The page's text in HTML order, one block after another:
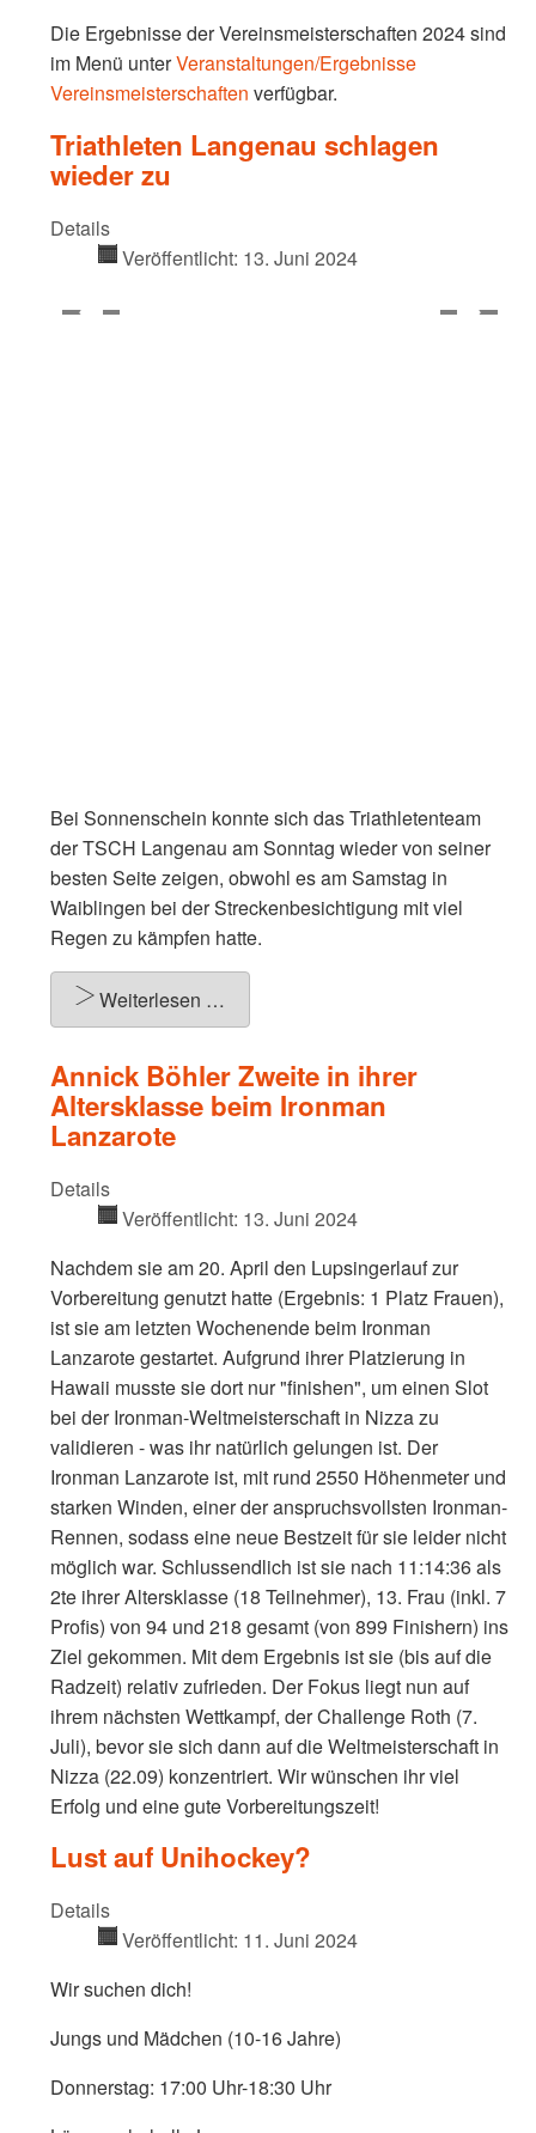
Die Ergebnisse der Vereinsmeisterschaften 2024 sind
im Menü unterVeranstaltungen/Ergebnisse
Vereinsmeisterschaften verfügbar.
Triathleten Langenau schlagen
wieder zu
Details
Veröffentlicht: 13. Juni 2024
Bei Sonnenschein konnte sich das Triathletenteam
der TSCH Langenau am Sonntag wieder von seiner
besten Seite zeigen, obwohl es am Samstag in
Waiblingen bei der Streckenbesichtigung mit viel
Regen zu kämpfen hatte.
Weiterlesen …
Annick Böhler Zweite in ihrer
Altersklasse beim Ironman
Lanzarote
Details
Veröffentlicht: 13. Juni 2024
Nachdem sie am 20. April den Lupsingerlauf zur
Vorbereitung genutzt hatte (Ergebnis: 1 Platz Frauen),
ist sie am letzten Wochenende beim Ironman
Lanzarote gestartet. Aufgrund ihrer Platzierung in
Hawaii musste sie dort nur "finishen", um einen Slot
bei der Ironman-Weltmeisterschaft in Nizza zu
validieren - was ihr natürlich gelungen ist. Der
Ironman Lanzarote ist, mit rund 2550 Höhenmeter und
starken Winden, einer der anspruchsvollsten Ironman-
Rennen, sodass eine neue Bestzeit für sie leider nicht
möglich war. Schlussendlich ist sie nach 11:14:36 als
2te ihrer Altersklasse (18 Teilnehmer), 13. Frau (inkl. 7
Profis) von 94 und 218 gesamt (von 899 Finishern) ins
Ziel gekommen. Mit dem Ergebnis ist sie (bis auf die
Radzeit) relativ zufrieden. Der Fokus liegt nun auf
ihrem nächsten Wettkampf, der Challenge Roth (7.
Juli), bevor sie sich dann auf die Weltmeisterschaft in
Nizza (22.09) konzentriert. Wir wünschen ihr viel
Erfolg und eine gute Vorbereitungszeit!
Lust auf Unihockey?
Details
Veröffentlicht: 11. Juni 2024
Wir suchen dich!
Jungs und Mädchen (10-16 Jahre)
Donnerstag: 17:00 Uhr-18:30 Uhr